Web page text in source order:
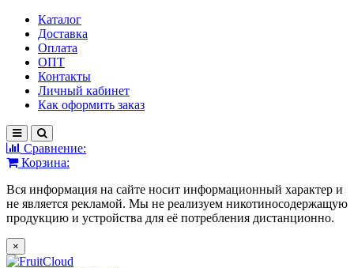
Каталог
Доставка
Оплата
ОПТ
Контакты
Личный кабинет
Как оформить заказ
Сравнение:
Корзина:
Вся информация на сайте носит информационный характер и
не является рекламой. Мы не реализуем никотиносодержащую
продукцию и устройства для её потребления дистанционно.
×